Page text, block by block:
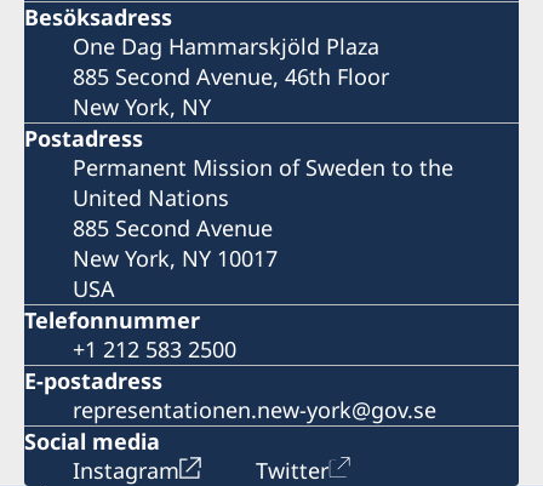
Besöksadress
One Dag Hammarskjöld Plaza
885 Second Avenue, 46th Floor
New York, NY
Postadress
Permanent Mission of Sweden to the
United Nations
885 Second Avenue
New York, NY 10017
USA
Telefonnummer
+1 212 583 2500
E-postadress
representationen.new-york@gov.se
Social media
Instagram
Twitter